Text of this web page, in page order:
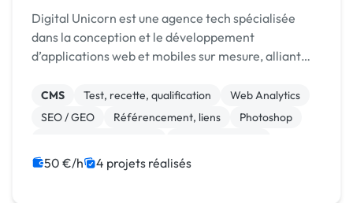
Digital Unicorn est une agence tech spécialisée
dans la conception et le développement
d’applications web et mobiles sur mesure, alliant
CMS Test, recette, qualification
Web Analytics
SEO / GEO
Référencement, liens
Photoshop
Site E-commerce
Vue.JS
50 €/h 4 projets réalisés